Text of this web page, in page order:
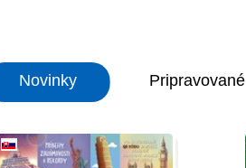
Novinky Pripravované